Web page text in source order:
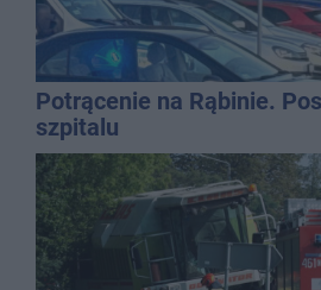
Potrącenie na Rąbinie.
szpitalu